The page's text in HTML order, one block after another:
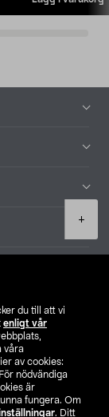
du till att vi
enligt vår
våra
av cookies:
nödvändiga
är
fungera. Om
. Ditt
+